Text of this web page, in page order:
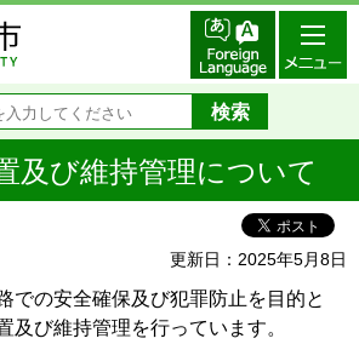
及び維持管理について
更新日：2025年5月8日
での安全確保及び犯罪防止を目的と
及び維持管理を行っています。